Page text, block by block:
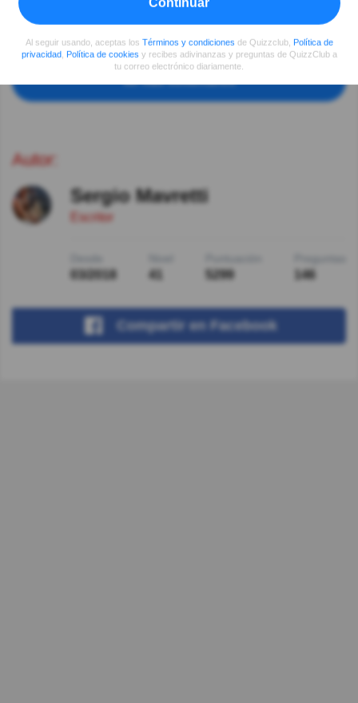
donde dice cual es la espintassa, hueones mentirosos.
Ver respuestas
Autor:
Sergio Mavretti
Escritor
03/2018 41 5299 146
Compartir en Facebook
Al seguir usando, aceptas los Términos y condiciones de Quizzclub, Política de
privacidad, Política de cookies y recibes adivinanzas y preguntas de QuizzClub a
tu correo electrónico diariamente.